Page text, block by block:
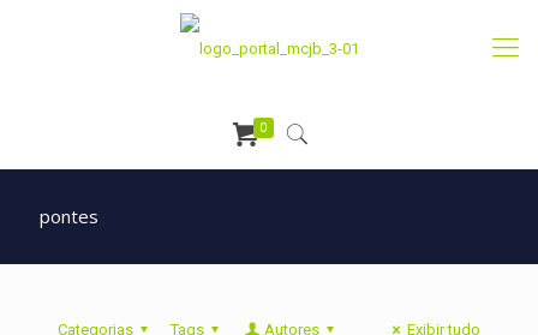
0
pontes
Categorias Tags Autores Exibir tudo